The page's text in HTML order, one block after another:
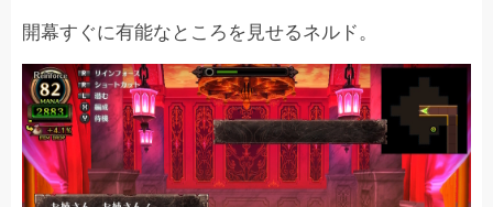
開幕すぐに有能なところを見せるネルド。